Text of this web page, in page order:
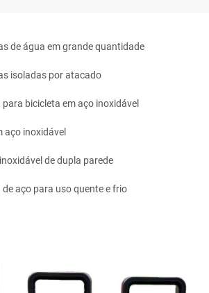
de água em grande quantidade
isoladas por atacado
bicicleta em aço inoxidável
aço inoxidável
de dupla parede
aço para uso quente e frio